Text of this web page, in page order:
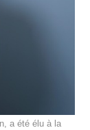
a été élu à la